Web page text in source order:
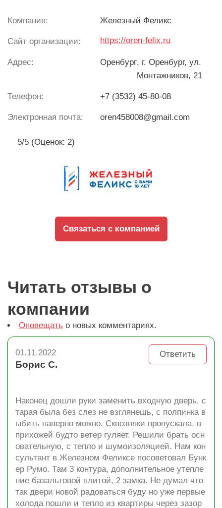
Компания: Железный Феликс
Сайт организации: https://oren-felix.ru
Адрес: Оренбург, г. Оренбург, ул.
Монтажников, 21
Телефон: +7 (3532) 45-80-08
Электронная почта: oren458008@gmail.com
5/5 (Оценок: 2)
Связаться с компанией
Читать отзывы о
компании
Оповещать о новых комментариях.
Ответить
01.11.2022
Борис С.
Наконец дошли руки заменить входную дверь, с
тарая была без слез не взглянешь, с полпинка в
ыбить наверно можно. Сквозняки пропускала, в
прихожей будто ветер гуляет. Решили брать осн
овательную, с тепло и шумоизоляцией. Нам кон
сультант в Железном Феликсе посоветовал Бунк
ер Румо. Там 3 контура, дополнительное утепле
ние базальтовой плитой, 2 замка. Не думал что
так двери новой радоваться буду но уже первые
холода пошли и тепло из квартиры через зазор